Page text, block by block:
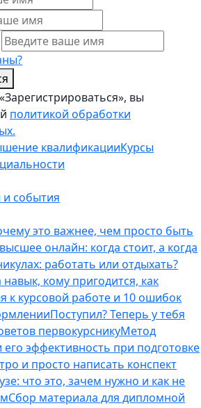
вы
политикой обработки
квалификацииКурсы
и события
это важнее, чем просто быть
онлайн: когда стоит, а когда
работать или отдыхать?
кому пригодится, как
к курсовой работе и 10 ошибок
Поступил? Теперь у тебя
первокурсникуМетод
эффективность при подготовке
и просто написать конспект
что это, зачем нужно и как не
Сбор материала для дипломной